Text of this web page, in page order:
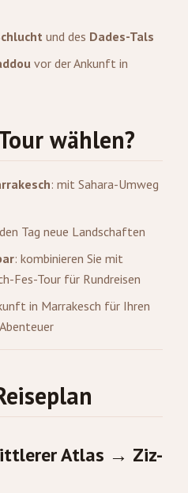
und des Dades-Tals
vor der Ankunft in
wählen?
: mit Sahara-Umweg
Tag neue Landschaften
: kombinieren Sie mit
Fes-Tour für Rundreisen
in Marrakesch für Ihren
Atlas → Ziz-